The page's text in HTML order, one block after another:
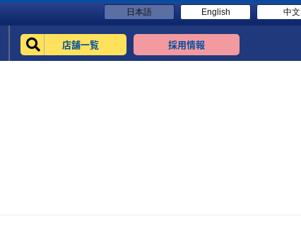
日本語 English 中文
店舗一覧 採用情報